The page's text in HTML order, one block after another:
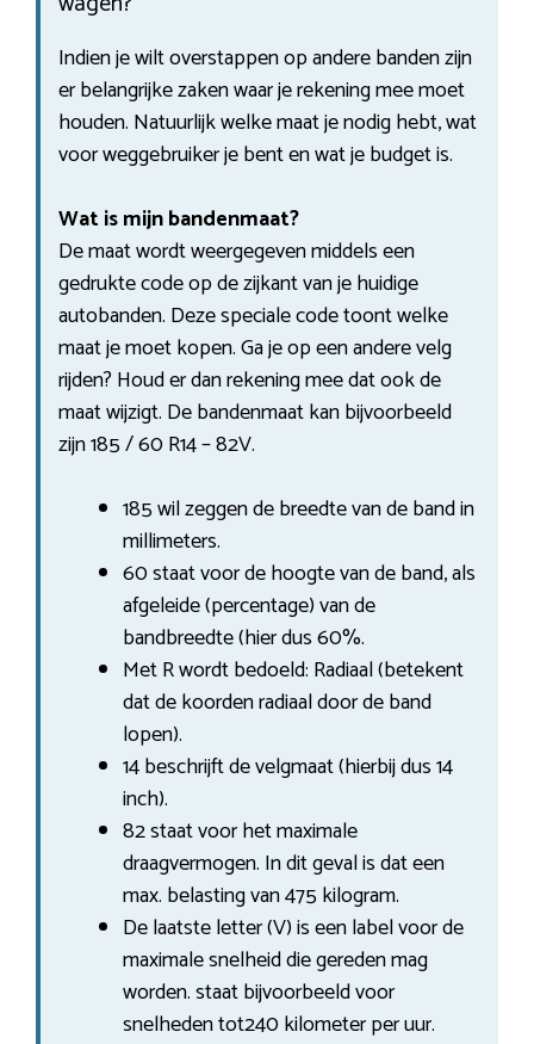
Indien je wilt overstappen op andere banden zijn
er belangrijke zaken waar je rekening mee moet
houden. Natuurlijk welke maat je nodig hebt, wat
voor weggebruiker je bent en wat je budget is.
Wat is mijn bandenmaat?
De maat wordt weergegeven middels een
gedrukte code op de zijkant van je huidige
autobanden. Deze speciale code toont welke
maat je moet kopen. Ga je op een andere velg
rijden? Houd er dan rekening mee dat ook de
maat wijzigt. De bandenmaat kan bijvoorbeeld
zijn 185 / 60 R14 – 82V.
185 wil zeggen de breedte van de band in
millimeters.
60 staat voor de hoogte van de band, als
afgeleide (percentage) van de
bandbreedte (hier dus 60%.
Met R wordt bedoeld: Radiaal (betekent
dat de koorden radiaal door de band
lopen).
14 beschrijft de velgmaat (hierbij dus 14
inch).
82 staat voor het maximale
draagvermogen. In dit geval is dat een
max. belasting van 475 kilogram.
De laatste letter (V) is een label voor de
maximale snelheid die gereden mag
worden. staat bijvoorbeeld voor
snelheden tot240 kilometer per uur.